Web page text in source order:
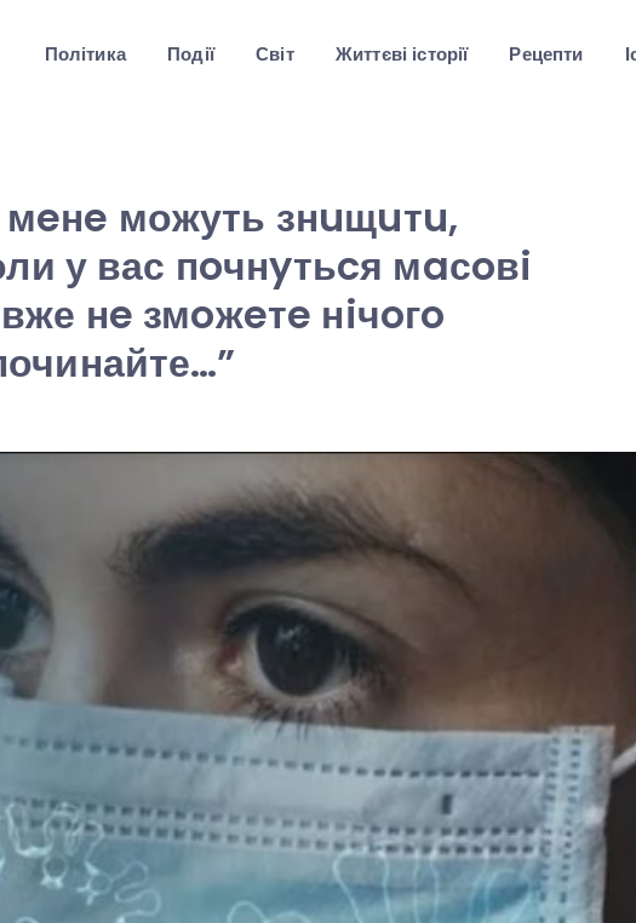
Політика Події Світ Життєві історії Рецепти
можуть знuщuтu,
у вас пoчнyтьcя мaсoвi
нe змoжeтe нiчoгo